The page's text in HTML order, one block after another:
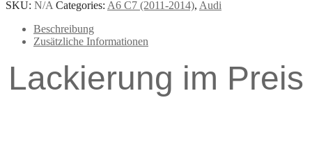
SKU: N/A Categories: A6 C7 (2011-2014), Audi
Beschreibung
Zusätzliche Informationen
Lackierung im Preis